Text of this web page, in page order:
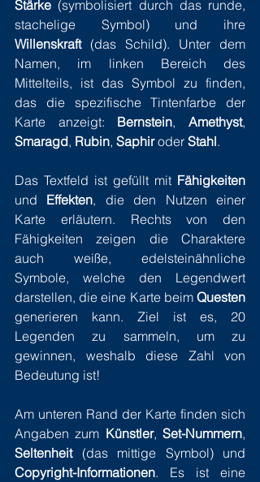
Stärke (symbolisiert durch das runde,
Willenskraft (das Schild). Unter dem
Namen, im linken Bereich des
Mittelteils, ist das Symbol zu finden,
das die spezifische Tintenfarbe der
Karte anzeigt: Bernstein, Amethyst
Smaragd, Rubin, Saphir oder Stahl.
Das Textfeld ist gefüllt mit Fähigkeiten
und Effekten, die den Nutzen einer
Karte erläutern. Rechts von den
Fähigkeiten zeigen die Charaktere
auch weiße, edelsteinähnliche
Symbole, welche den Legendwert
darstellen, die eine Karte beim Questen
generieren kann. Ziel ist es, 20
Legenden zu sammeln, um zu
gewinnen, weshalb diese Zahl von
Bedeutung ist!
Am unteren Rand der Karte finden sich
Angaben zum Künstler, Set-Nummern
Seltenheit
Copyright-Informationen. Es ist eine